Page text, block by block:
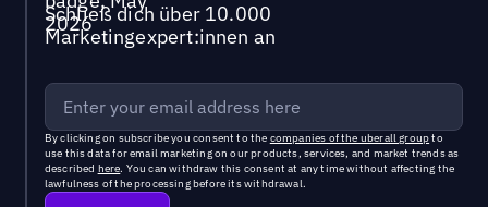
Schließ dich über 10.000
Marketingexpert:innen an
By clicking on subscribe you consent to the companies of the uberall groupto
use this data for email marketing on our products, services, and market trends as
described here. You can withdraw this consent at any time without affecting the
lawfulness of the processing before its withdrawal.